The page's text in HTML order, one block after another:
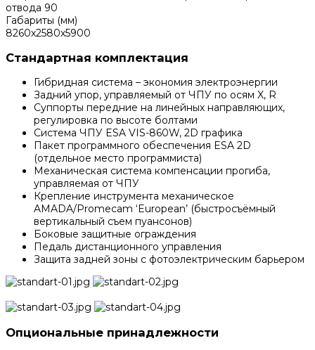
отвода 90
Габариты (мм)
8260х2580х5900
Стандартная комплектация
Гибридная система – экономия электроэнергии
Задний упор, управляемый от ЧПУ по осям X, R
Суппорты передние на линейных направляющих,
регулировка по высоте болтами
Система ЧПУ ESA VIS-860W, 2D графика
Пакет программного обеспечения ESA 2D
(отдельное место программиста)
Механическая система компенсации прогиба,
управляемая от ЧПУ
Крепление инструмента механическое
AMADA/Promecam ‘European’ (быстросъёмный
вертикальный съем пуансонов)
Боковые защитные ограждения
Педаль дистанционного управления
Защита задней зоны с фотоэлектрическим барьером
Опциональные принадлежности